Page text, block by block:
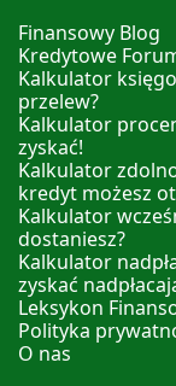
Finansowy Blog
Kredytowe
Kalkulator
przelew?
Kalkulator
zyskać!
Kalkulator
kredyt możesz
Kalkulator
dostaniesz?
Kalkulator
zyskać
Leksykon
Polityka
O nas